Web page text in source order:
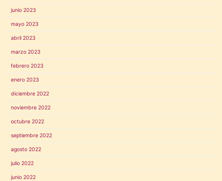
junio 2023
mayo 2023
abril 2023
marzo 2023
febrero 2023
enero 2023
diciembre 2022
noviembre 2022
octubre 2022
septiembre 2022
agosto 2022
julio 2022
junio 2022